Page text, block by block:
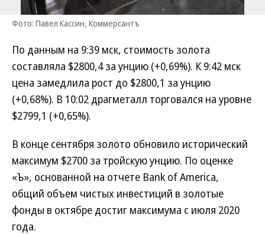
Фото: Павел Кассин, Коммерсантъ
По данным на 9:39 мск, стоимость золота
составляла $2800,4 за унцию (+0,69%). К 9:42 мск
цена замедлила рост до $2800,1 за унцию
(+0,68%). В 10:02 драгметалл торговался на уровне
$2799,1 (+0,65%).
В конце сентября золото обновило исторический
максимум $2700 за тройскую унцию. По оценке
«Ъ», основанной на отчете Bank of America,
общий объем чистых инвестиций в золотые
фонды в октябре достиг максимума с июля 2020
года.